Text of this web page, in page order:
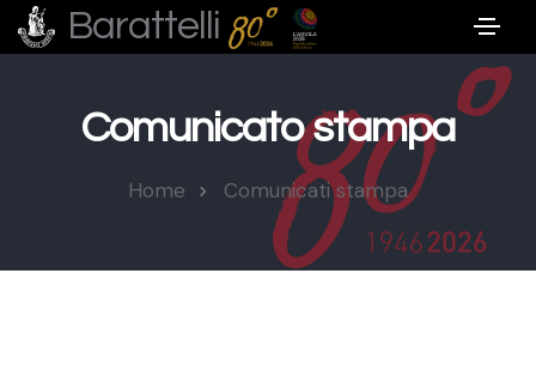
Barattelli
Comunicato stampa
Home Comunicati stampa